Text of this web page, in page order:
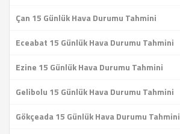
Çan 15 Günlük Hava Durumu Tahmini
Eceabat 15 Günlük Hava Durumu Tahmini
Ezine 15 Günlük Hava Durumu Tahmini
Gelibolu 15 Günlük Hava Durumu Tahmini
Gökçeada 15 Günlük Hava Durumu Tahmini